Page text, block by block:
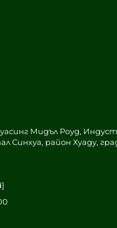
Мидъл Роуд,
Синхуа, район Хуаду,